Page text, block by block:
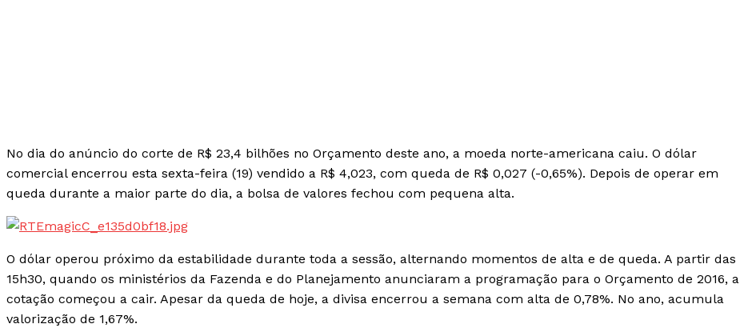
No dia do anúncio do corte de R$ 23,4 bilhões no Orçamento deste ano, a moeda norte-americana caiu. O dólar
comercial encerrou esta sexta-feira (19) vendido a R$ 4,023, com queda de R$ 0,027 (-0,65%). Depois de operar em
queda durante a maior parte do dia, a bolsa de valores fechou com pequena alta.
O dólar operou próximo da estabilidade durante toda a sessão, alternando momentos de alta e de queda. A partir das
15h30, quando os ministérios da Fazenda e do Planejamento anunciaram a programação para o Orçamento de 2016, a
cotação começou a cair. Apesar da queda de hoje, a divisa encerrou a semana com alta de 0,78%. No ano, acumula
valorização de 1,67%.